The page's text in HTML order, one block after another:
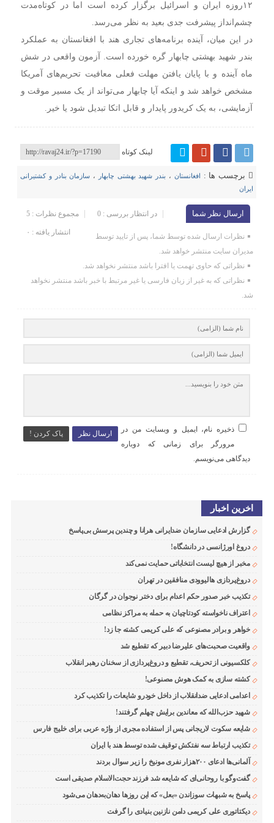
۱۲روزه ایران و اسرائیل برگزار کرده است اما در کوتاه‌مدت
چشم‌انداز پیشرفت جدی بعید به نظر می‌رسد.
در این میان، آینده برنامه‌های تجاری هند با افغانستان به عملکرد
بندر شهید بهشتی چابهار گره خورده است. آزمون واقعی در شش
ماه آینده و با پایان یافتن مهلت فعلی معافیت تحریم‌های آمریکا
مشخص خواهد شد و اینکه آیا چابهار می‌تواند از یک مسیر موقت و
آزمایشی، به یک کریدور پایدار و قابل اتکا تبدیل شود یا خیر.
لینک کوتاه
برچسب ها : افغانستان ، بندر شهید بهشتی چابهار ، سازمان بنادر و کشتیرانی
ایران
ارسال نظر شما مجموع نظرات : 5 در انتظار بررسی : 0
انتشار یافته : ۰
نظرات ارسال شده توسط شما، پس از تایید توسط
مدیران سایت منتشر خواهد شد.
نظراتی که حاوی تهمت یا افترا باشد منتشر نخواهد شد.
نظراتی که به غیر از زبان فارسی یا غیر مرتبط با خبر باشد منتشر نخواهد
شد.
ارسال نظر پاک کردن !
ذخیره نام، ایمیل و وبسایت من در
مرورگر برای زمانی که دوباره
دیدگاهی می‌نویسم.
اخرین اخبار
گزارش ادعایی سازمان ضدایرانی هرانا و چندین پرسش بی‌پاسخ
دروغ اورژانسی در دانشگاه!
مخبر از هیچ لیست انتخاباتی حمایت نمی‌کند
دروغ‌پردازی هالیوودی منافقین در تهران
تکذیب خبر صدور حکم اعدام برای دختر نوجوان در گرگان
اعتراف ناخواسته کودتاچیان به حمله به مراکز نظامی
خواهر و برادر مصنوعی که علی کریمی کشته جا زد!
واقعیت صحبت‌های علیرضا دبیر که تقطیع شد
کلکسیونی از تحریف، تقطیع و دروغ‌پردازی از سخنان رهبر انقلاب
کشته سازی به کمک هوش مصنوعی!
اعدامی ادعایی ضدانقلاب از داخل خودرو شایعات را تکذیب کرد
شهید حزب‌الله که معاندین برایش چهلم گرفتند!
شایعه سکوت لاریجانی پس از استفاده مجری از واژه عربی برای خلیج فارس
تکذیب ارتباط سه نفتکش توقیف شده توسط هند با ایران
آلمانی‌ها ادعای ۲۰۰هزار نفری مونیخ را زیر سوال بردند
گفت‌وگو با روحانی‌ای که شایعه شد فرزند حجت‌الاسلام صدیقی است
پاسخ به شبهات سوزاندن «بعل» که این روزها دهان‌به‌دهان می‌شود
دیکتاتوری علی کریمی دامن نازنین بنیادی را گرفت